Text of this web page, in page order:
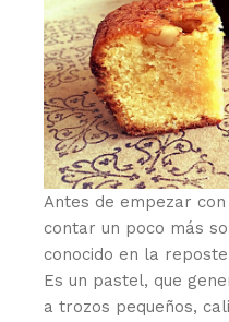
Antes de empezar
contar un poco más
conocido en la
Es un pastel, que
a trozos pequeños,